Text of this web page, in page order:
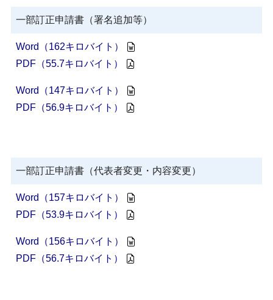
一部訂正申請書（署名追加等）
Word（162キロバイト）
PDF（55.7キロバイト）
Word（147キロバイト）
PDF（56.9キロバイト）
一部訂正申請書（代表者変更・内容変更）
Word（157キロバイト）
PDF（53.9キロバイト）
Word（156キロバイト）
PDF（56.7キロバイト）